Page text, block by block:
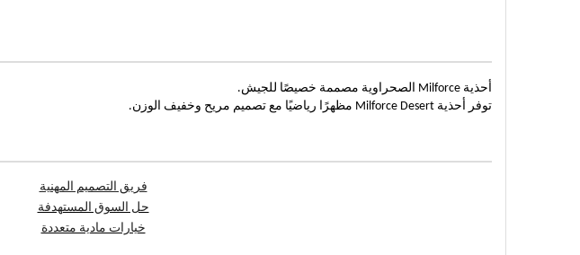
أحذية Milforce الصحراوية مصممة خصيصًا للجيش.
توفر أحذية Milforce Desert مظهرًا رياضيًا مع تصميم مريح وخفيف الوزن.
فريق التصميم المهنية
حل السوق المستهدفة
خيارات مادية متعددة